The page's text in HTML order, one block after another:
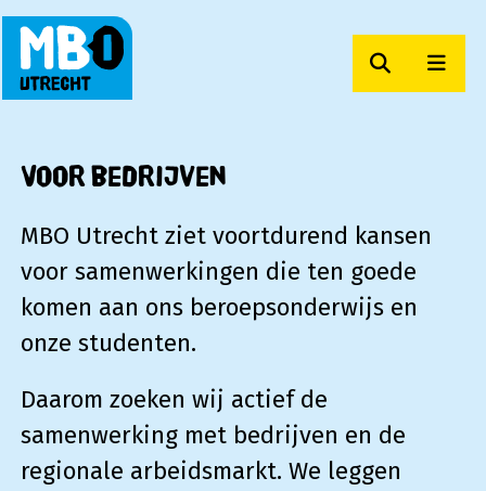
Zoeken
Voor bedrijven
MBO Utrecht ziet voortdurend kansen
voor samenwerkingen die ten goede
komen aan ons beroepsonderwijs en
onze studenten.
Daarom zoeken wij actief de
samenwerking met bedrijven en de
regionale arbeidsmarkt. We leggen